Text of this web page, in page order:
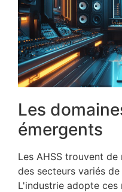
Les
émergents
Les AHSS trouvent
des secteurs variés
L'industrie adopte